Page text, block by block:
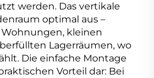
werden. Das vertikale
optimal aus –
kleinen
Lagerräumen, wo
Die einfache Montage
Vorteil dar: Bei